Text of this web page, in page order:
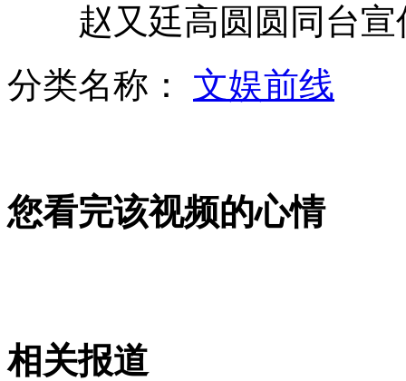
赵又廷高圆圆同台宣
分类名称： 文娱前线
您看完该视频的心情
相关报道